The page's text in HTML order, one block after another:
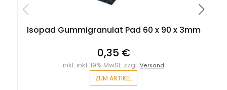
Isopad Gummigranulat Pad 60 x 90 x 3mm
0,35 €
inkl. inkl. 19% MwSt. zzgl.Versand
ZUM ARTIKEL